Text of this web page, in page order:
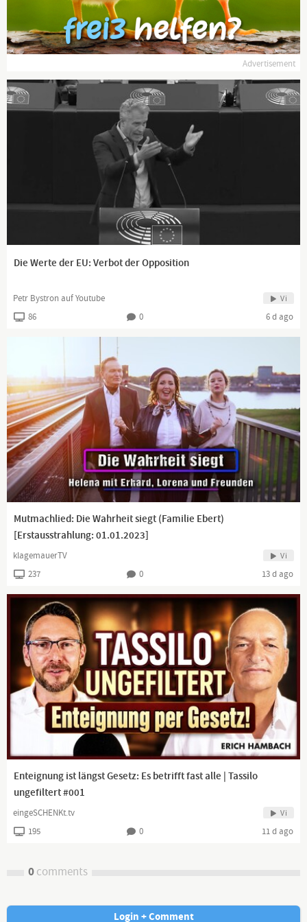
Advertisement
Die Werte der EU: Verbot der Opposition
Petr Bystron auf Youtube Vi
86 0 6 d ago
Mutmachlied: Die Wahrheit siegt (Familie Ebert)
[Erstausstrahlung: 01.01.2023]
klagemauerTV Vi
237 0 13 d ago
Enteignung ist längst Gesetz: Es betrifft fast alle | Tassilo
ungefiltert #001
eingeSCHENKt.tv Vi
195 0 11 d ago
0comments
Login + Comment